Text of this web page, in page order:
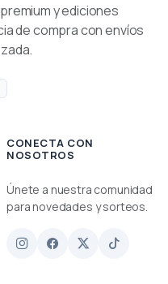
y ediciones
de compra con envíos
CONECTA CON
NOSOTROS
Únete a nuestra comunidad
para novedades y sorteos.